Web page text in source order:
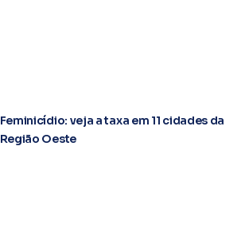
Feminicídio: veja a taxa em 11 cidades da
Região Oeste